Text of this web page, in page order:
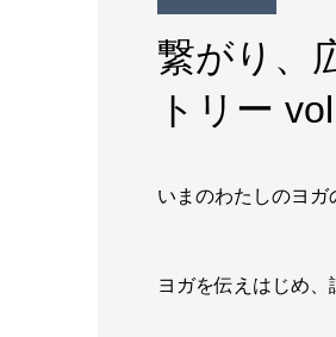
繋がり、
トリー
いまのわたしのヨ
ヨガを伝えはじめ